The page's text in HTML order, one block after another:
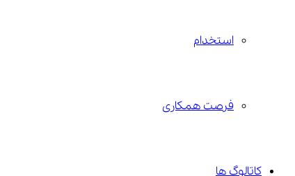
استخدام
فرصت همکاری
کاتالوگ ها